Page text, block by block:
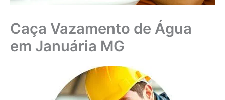
Caça Vazamento de Água
em Januária MG